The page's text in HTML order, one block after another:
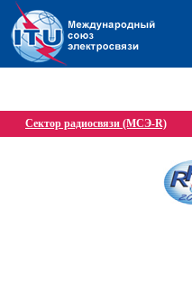
Сектор радиосвязи (МСЭ-R)